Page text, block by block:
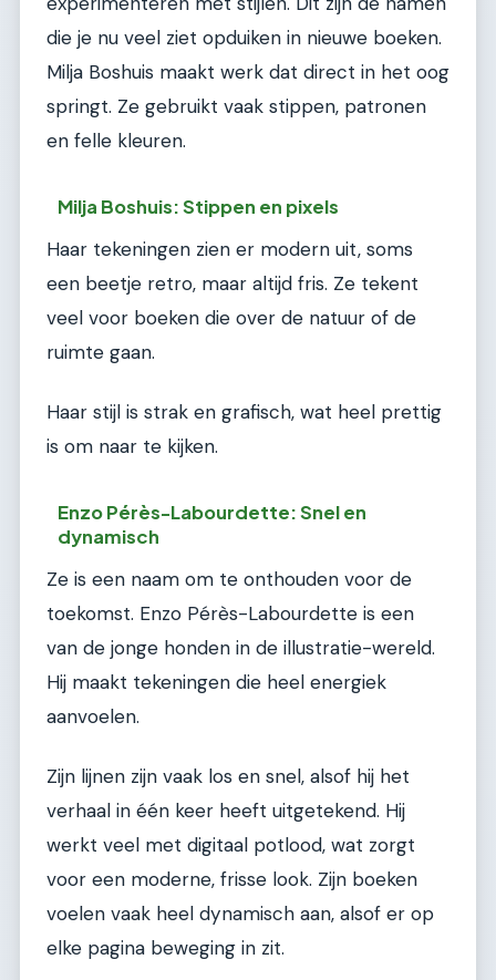
die je nu veel ziet opduiken in nieuwe boeken.
Milja Boshuis maakt werk dat direct in het oog
springt. Ze gebruikt vaak stippen, patronen
en felle kleuren.
Milja Boshuis: Stippen en pixels
Haar tekeningen zien er modern uit, soms
een beetje retro, maar altijd fris. Ze tekent
veel voor boeken die over de natuur of de
ruimte gaan.
Haar stijl is strak en grafisch, wat heel prettig
is om naar te kijken.
Enzo Pérès-Labourdette: Snel en
dynamisch
Ze is een naam om te onthouden voor de
toekomst. Enzo Pérès-Labourdette is een
van de jonge honden in de illustratie-wereld.
Hij maakt tekeningen die heel energiek
aanvoelen.
Zijn lijnen zijn vaak los en snel, alsof hij het
verhaal in één keer heeft uitgetekend. Hij
werkt veel met digitaal potlood, wat zorgt
voor een moderne, frisse look. Zijn boeken
voelen vaak heel dynamisch aan, alsof er op
elke pagina beweging in zit.